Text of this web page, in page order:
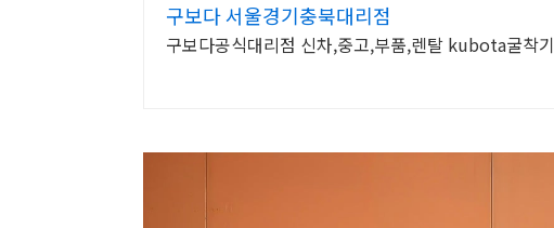
구보다 서울경기충북대리점
구보다공식대리점 신차,중고,부품,렌탈 kubota굴착기